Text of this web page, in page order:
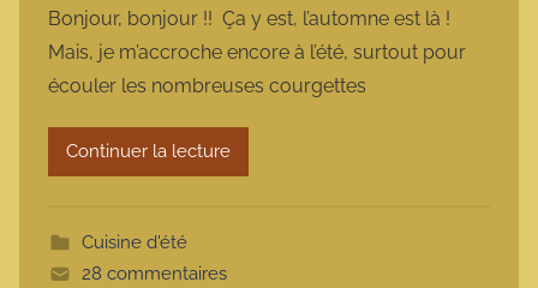
r
m
a
Bonjour, bonjour !! Ça y est, l’automne est là !
Mais, je m’accroche encore à l’été, surtout pour
écouler les nombreuses courgettes
Continuer la lecture
Cuisine d'été
28 commentaires